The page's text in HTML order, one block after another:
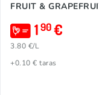
FRUIT &
190€
3.80 €/L
+0.10 € taras